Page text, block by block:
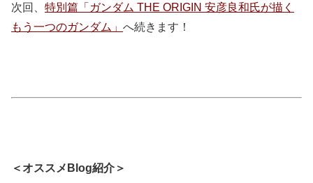
次回、 特別篇「ガンダム THE ORIGIN 安彦良和氏が描く
もう一つのガンダム」 へ続きます！
＜オススメBlog紹介＞